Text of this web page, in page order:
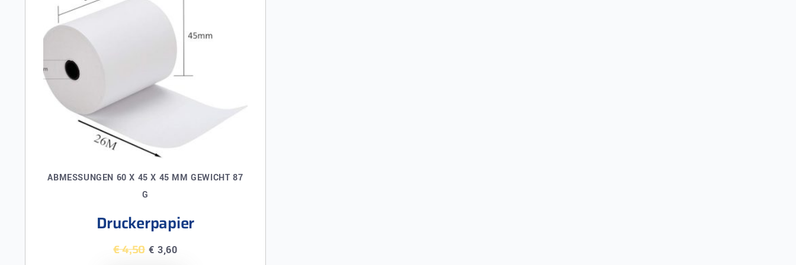
ABMESSUNGEN 60 X 45 X 45 MM GEWICHT 87
G
Druckerpapier
€4,50 € 3,60